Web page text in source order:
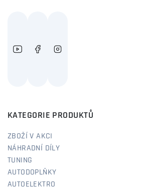
KATEGORIE PRODUKTŮ
ZBOŽÍ V AKCI
NÁHRADNÍ DÍLY
TUNING
AUTODOPLŇKY
AUTOELEKTRO